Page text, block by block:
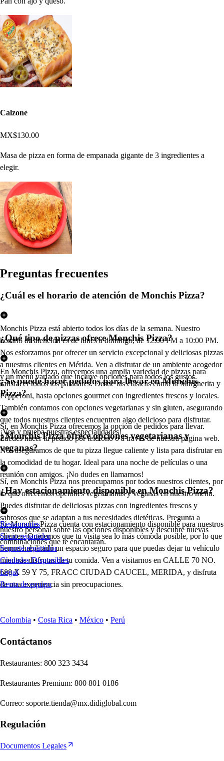
Calzone
MX$130.00
Masa de pizza en forma de empanada gigante de 3 ingredientes a
elegir.
Preguntas frecuentes
¿Cuál es el horario de atención de Monchis Pizza?
Monchis Pizza está abierto todos los días de la semana. Nuestro
horario de atención es de lunes a domingo, de 12:00 PM a 10:00 PM.
Nos esforzamos por ofrecer un servicio excepcional y deliciosas pizzas
a nuestros clientes en Mérida. Ven a disfrutar de un ambiente acogedor
y un menú variado que incluye opciones para todos los gustos.
¿Qué tipo de pizzas ofrece Monchis Pizza?
En Monchis Pizza, ofrecemos una amplia variedad de pizzas para
satisfacer todos los paladares. Desde las clásicas como la Margherita y
Pepperoni, hasta opciones gourmet con ingredientes frescos y locales.
También contamos con opciones vegetarianas y sin gluten, asegurando
que todos nuestros clientes encuentren algo delicioso para disfrutar.
¡Ven y prueba nuestras especialidades!
¿Se puede hacer pedidos para llevar en Monchis
Pizza?
Sí, en Monchis Pizza ofrecemos la opción de pedidos para llevar.
Puedes hacer tu pedido por teléfono o a través de nuestra página web.
Nos aseguramos de que tu pizza llegue caliente y lista para disfrutar en
la comodidad de tu hogar. Ideal para una noche de películas o una
reunión con amigos. ¡No dudes en llamarnos!
¿Monchis Pizza ofrece opciones vegetarianas y
veganas?
Sí, en Monchis Pizza nos preocupamos por todos nuestros clientes, por
lo que ofrecemos opciones vegetarianas y veganas en nuestro menú.
Puedes disfrutar de deliciosas pizzas con ingredientes frescos y
sabrosos que se adaptan a tus necesidades dietéticas. Pregunta a
nuestro personal sobre las opciones disponibles y descubre nuevas
combinaciones que te encantarán.
¿Hay estacionamiento disponible en Monchis Pizza?
Sí, Monchis Pizza cuenta con estacionamiento disponible para nuestros
clientes. Queremos que tu visita sea lo más cómoda posible, por lo que
hemos habilitado un espacio seguro para que puedas dejar tu vehículo
mientras disfrutas de tu comida. Ven a visitarnos en CALLE 70 NO.
688 X 59 Y 75, FRACC CIUDAD CAUCEL, MERIDA, y disfruta
de una experiencia sin preocupaciones.
Restaurantes
Socio repartidor
Soporte repartidor
Ciudades Disponibles
Legal
Renta de equipo
Colombia • Costa Rica • México • Perú
Contáctanos
Restaurantes: 800 323 3434
Restaurantes Premium: 800 801 0186
Correo: soporte.tienda@mx.didiglobal.com
Regulación
Documentos Legales